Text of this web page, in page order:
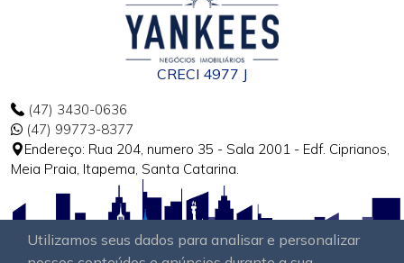
Utilizamos seus dados para analisar e personalizar
CRECI 4977 J
(47) 3430-0636
(47) 99773-8377
Endereço: Rua 204, numero 35 - Sala 2001 - Edf. Ciprianos,
Meia Praia, Itapema, Santa Catarina.